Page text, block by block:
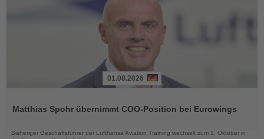
die
01.08.2026
Matthias Spohr übernimmt COO-Position bei Eurowings
Bisheriger Geschäftsführer der Lufthansa Aviation Training wechselt zum 1. Oktober in